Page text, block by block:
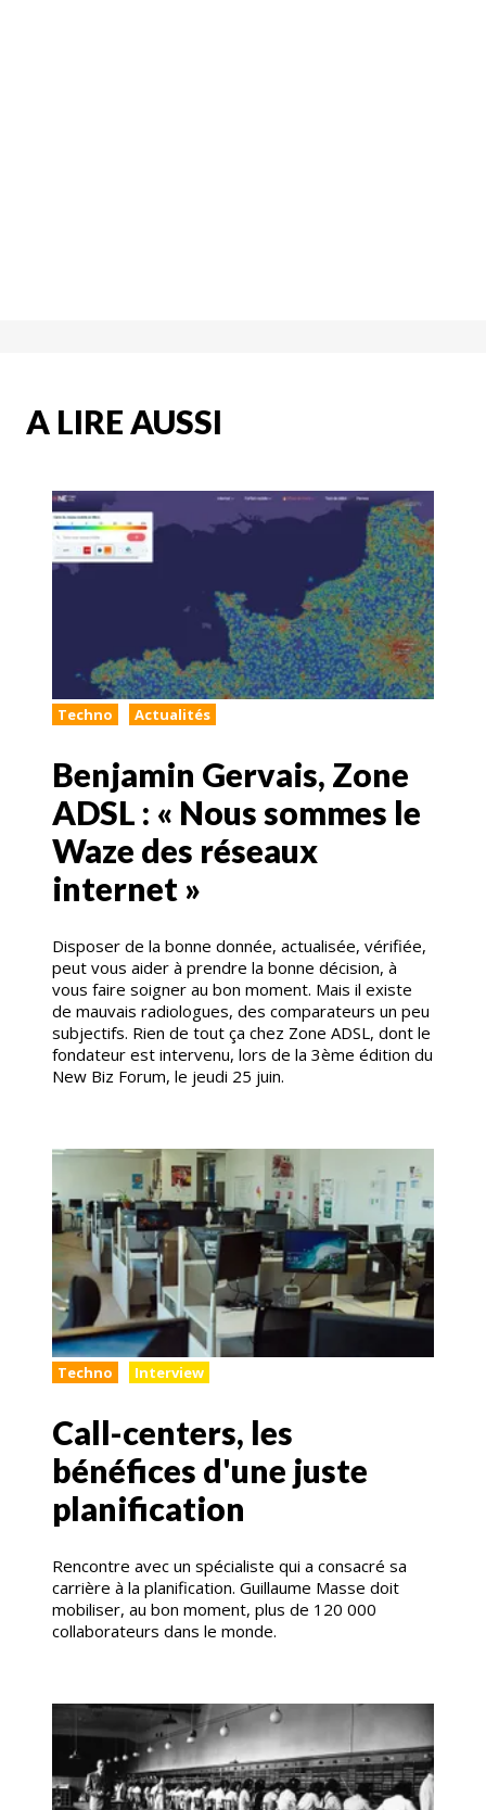
A LIRE AUSSI
Techno Actualités
Benjamin Gervais, Zone
ADSL : « Nous sommes le
Waze des réseaux
internet »
Disposer de la bonne donnée, actualisée, vérifiée,
peut vous aider à prendre la bonne décision, à
vous faire soigner au bon moment. Mais il existe
de mauvais radiologues, des comparateurs un peu
subjectifs. Rien de tout ça chez Zone ADSL, dont le
fondateur est intervenu, lors de la 3ème édition du
New Biz Forum, le jeudi 25 juin.
Techno Interview
Call-centers, les
bénéfices d'une juste
planification
Rencontre avec un spécialiste qui a consacré sa
carrière à la planification. Guillaume Masse doit
mobiliser, au bon moment, plus de 120 000
collaborateurs dans le monde.